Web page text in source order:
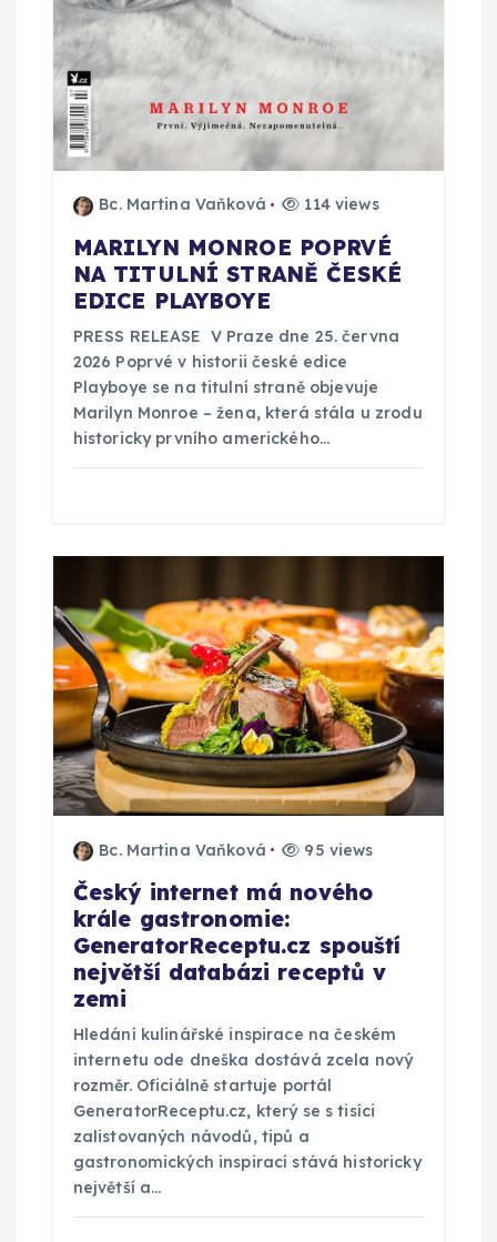
s
p
ě
Bc. Martina Vaňková 114 views
MARILYN MONROE POPRVÉ
NA TITULNÍ STRANĚ ČESKÉ
EDICE PLAYBOYE
PRESS RELEASE V Praze dne 25. června
2026 Poprvé v historii české edice
Playboye se na titulní straně objevuje
Marilyn Monroe – žena, která stála u zrodu
historicky prvního amerického…
Bc. Martina Vaňková 95 views
Český internet má nového
krále gastronomie:
GeneratorReceptu.cz spouští
největší databázi receptů v
zemi
Hledání kulinářské inspirace na českém
internetu ode dneška dostává zcela nový
rozměr. Oficiálně startuje portál
GeneratorReceptu.cz, který se s tisíci
zalistovaných návodů, tipů a
gastronomických inspirací stává historicky
největší a…